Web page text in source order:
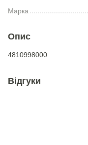
Марка
Опис
4810998000
Відгуки